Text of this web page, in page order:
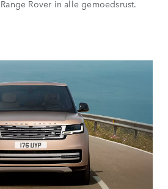
Rover in alle gemoedsrust.